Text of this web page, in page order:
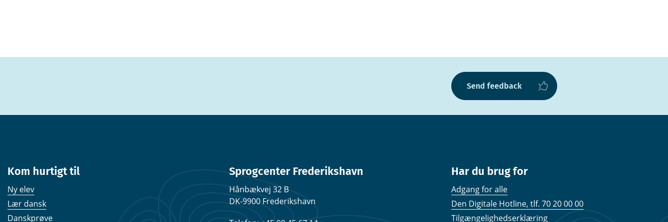
Send feedback
Kom hurtigt til
Ny elev
Lær dansk
Danskprøve
Sprogcenter Frederikshavn
Hånbækvej 32 B
DK-9900 Frederikshavn
Har du brug for
Adgang for alle
Den Digitale Hotline, tlf. 70 20 00 00
Tilgængelighedserklæring